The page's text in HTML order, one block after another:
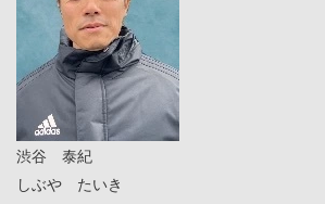
渋谷 泰紀
しぶや たいき